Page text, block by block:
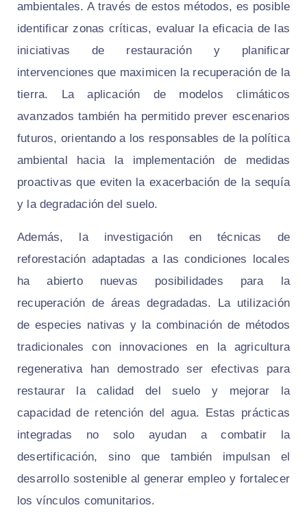
ambientales. A través de estos métodos, es posible
identificar zonas críticas, evaluar la eficacia de las
iniciativas de restauración y planificar
intervenciones que maximicen la recuperación de la
tierra. La aplicación de modelos climáticos
avanzados también ha permitido prever escenarios
futuros, orientando a los responsables de la política
ambiental hacia la implementación de medidas
proactivas que eviten la exacerbación de la sequía
y la degradación del suelo.
Además, la investigación en técnicas de
reforestación adaptadas a las condiciones locales
ha abierto nuevas posibilidades para la
recuperación de áreas degradadas. La utilización
de especies nativas y la combinación de métodos
tradicionales con innovaciones en la agricultura
regenerativa han demostrado ser efectivas para
restaurar la calidad del suelo y mejorar la
capacidad de retención del agua. Estas prácticas
integradas no solo ayudan a combatir la
desertificación, sino que también impulsan el
desarrollo sostenible al generar empleo y fortalecer
los vínculos comunitarios.